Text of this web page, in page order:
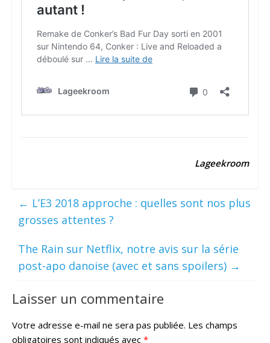
Lageekroom
← L’E3 2018 approche : quelles sont nos plus
grosses attentes ?
The Rain sur Netflix, notre avis sur la série
post-apo danoise (avec et sans spoilers) →
Laisser un commentaire
Votre adresse e-mail ne sera pas publiée. Les champs
obligatoires sont indiqués avec *